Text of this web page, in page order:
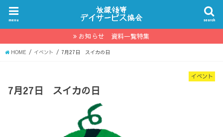
search
menu
お知らせ 資料一覧特集
HOME イベント 7月27日 スイカの日
イベント
7月27日 スイカの日